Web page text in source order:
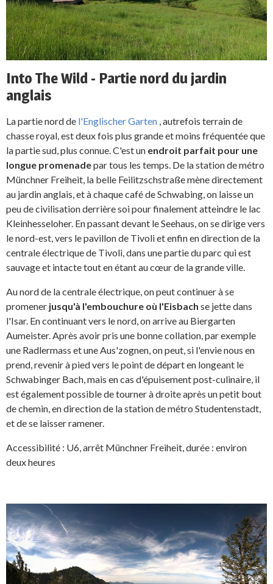
Into The Wild - Partie nord du jardin
anglais
La partie nord de l'Englischer Garten , autrefois terrain de
chasse royal, est deux fois plus grande et moins fréquentée que
la partie sud, plus connue. C'est un endroit parfait pour une
longue promenadepar tous les temps. De la station de métro
Münchner Freiheit, la belle Feilitzschstraße mène directement
au jardin anglais, et à chaque café de Schwabing, on laisse un
peu de civilisation derrière soi pour finalement atteindre le lac
Kleinhesseloher. En passant devant le Seehaus, on se dirige vers
le nord-est, vers le pavillon de Tivoli et enfin en direction de la
centrale électrique de Tivoli, dans une partie du parc qui est
sauvage et intacte tout en étant au cœur de la grande ville.
Au nord de la centrale électrique, on peut continuer à se
promener jusqu'à l'embouchure où l'Eisbach se jette dans
l'Isar. En continuant vers le nord, on arrive au Biergarten
Aumeister. Après avoir pris une bonne collation, par exemple
une Radlermass et une Aus'zognen, on peut, si l'envie nous en
prend, revenir à pied vers le point de départ en longeant le
Schwabinger Bach, mais en cas d'épuisement post-culinaire, il
est également possible de tourner à droite après un petit bout
de chemin, en direction de la station de métro Studentenstadt,
et de se laisser ramener.
Accessibilité : U6, arrêt Münchner Freiheit, durée : environ
deux heures